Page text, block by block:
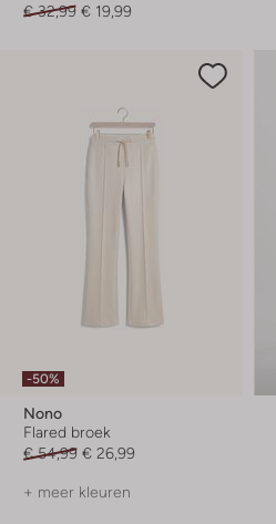
€ 32,99 € 19,99
-50%
Nono
Flared broek
€ 54,99 € 26,99
+ meer kleuren